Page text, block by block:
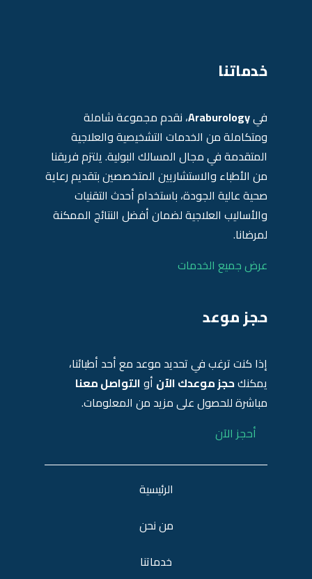
خدماتنا
فيAraburology، نقدم مجموعة شاملة
ومتكاملة من الخدمات التشخيصية والعلاجية
المتقدمة في مجال المسالك البولية. يلتزم فريقنا
من الأطباء والاستشاريين المتخصصين بتقديم رعاية
صحية عالية الجودة، باستخدام أحدث التقنيات
والأساليب العلاجية لضمان أفضل النتائج الممكنة
لمرضانا.
عرض جميع الخدمات
حجز موعد
إذا كنت ترغب في تحديد موعد مع أحد أطبائنا،
يمكنكحجز موعدك الآن أوالتواصل معنا
مباشرة للحصول على مزيد من المعلومات.
أحجز الآن
الرئيسية
من نحن
خدماتنا